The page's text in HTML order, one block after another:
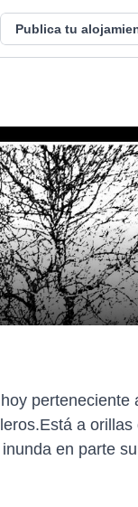
Publica tu
perteneciente
a
en parte